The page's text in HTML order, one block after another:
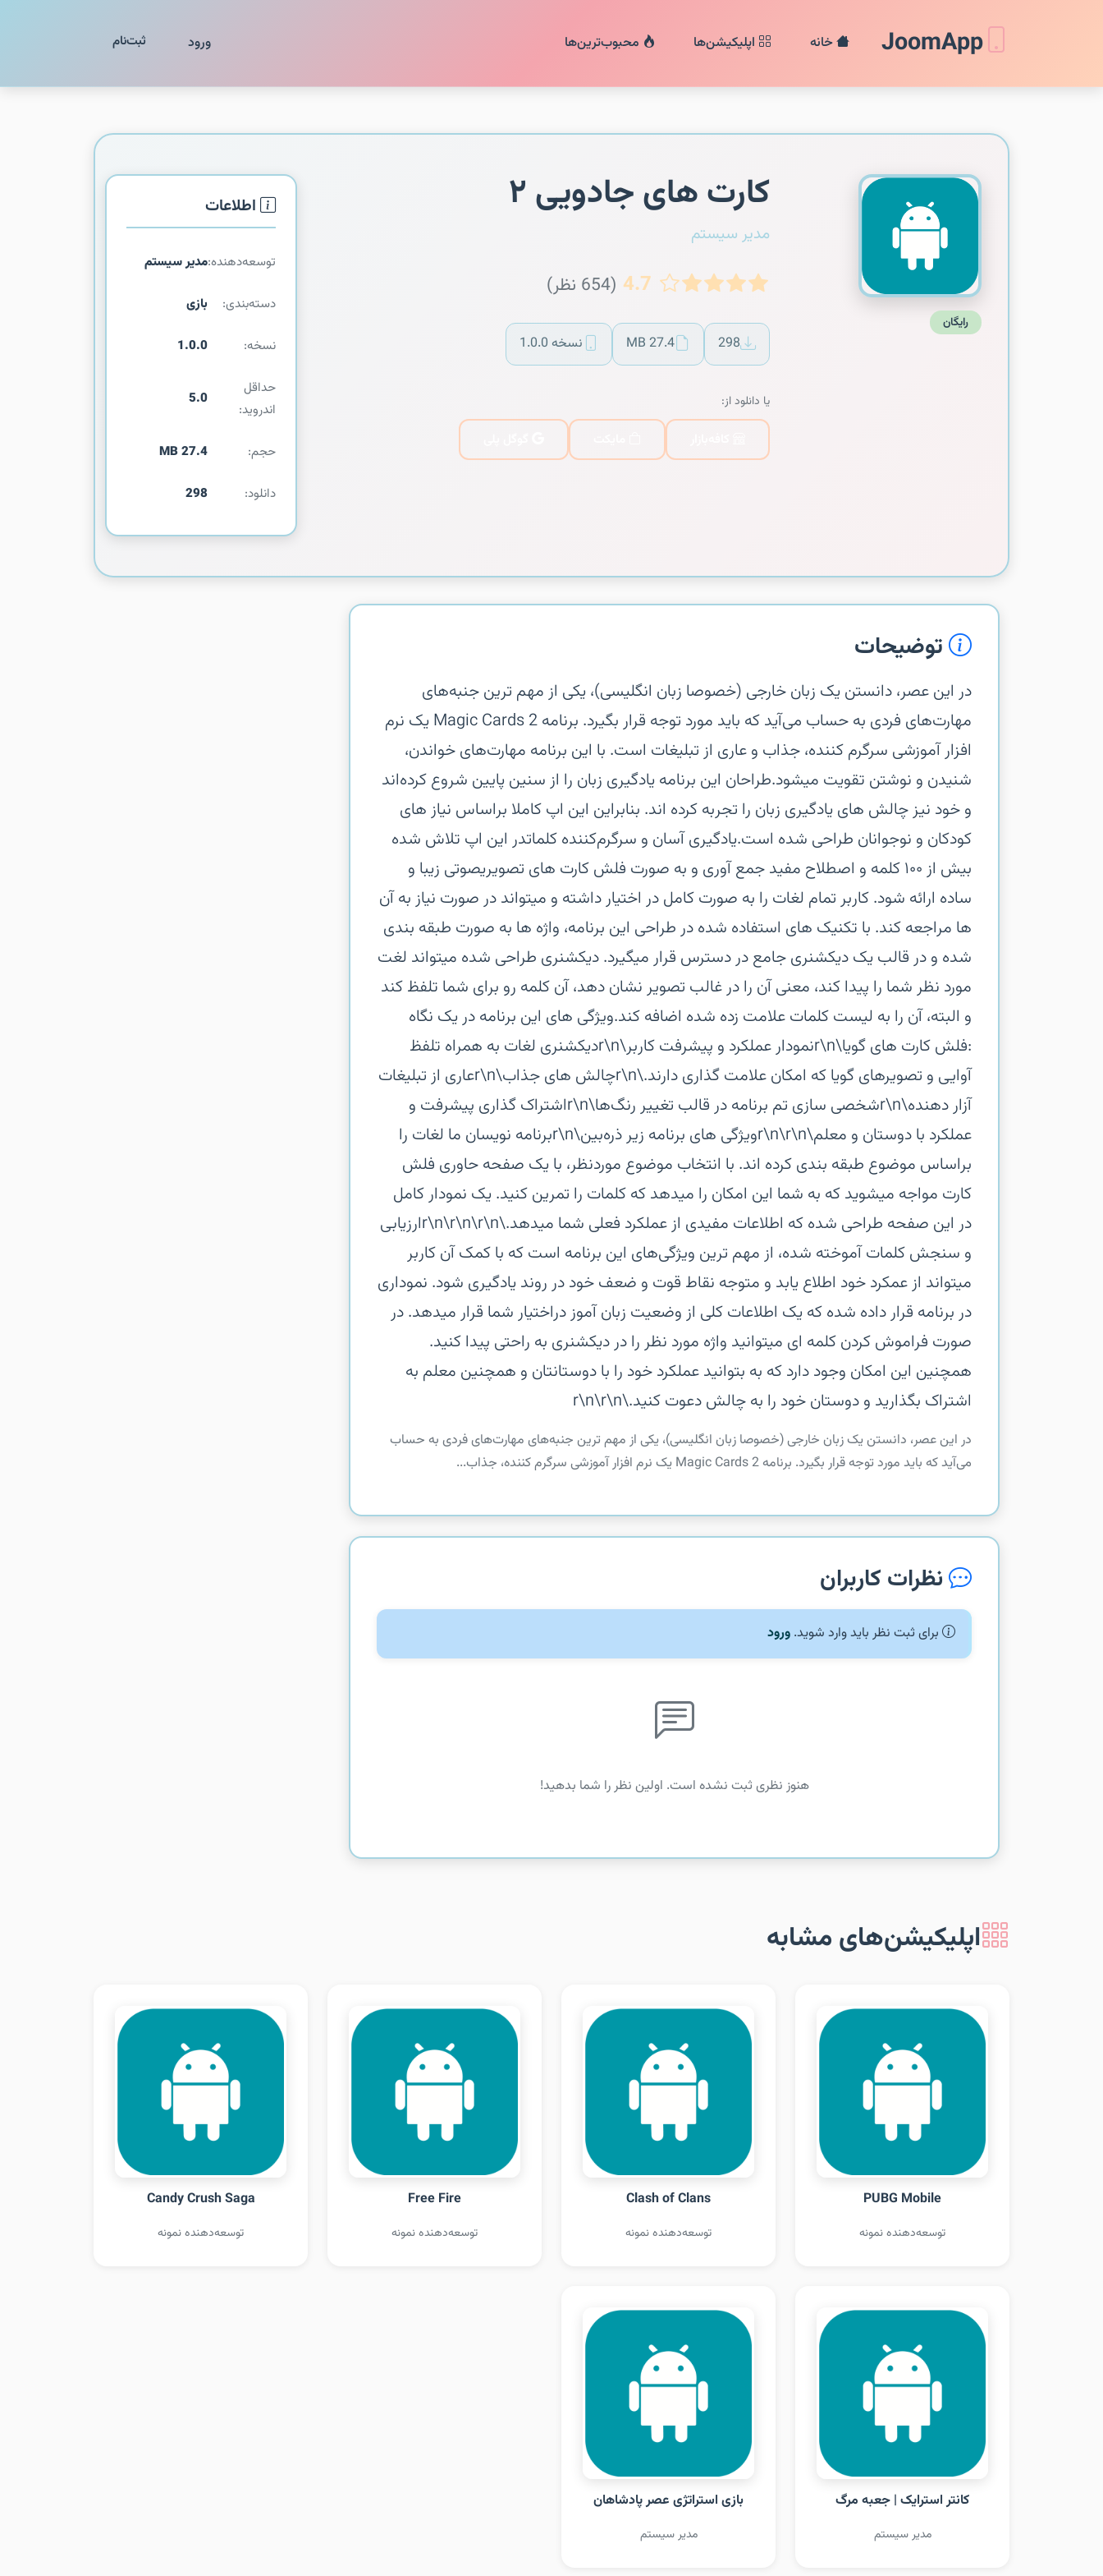
JoomApp خانه اپلیکیشن‌ها محبوب‌ترین‌ها ورود ثبت‌نام
رایگان
کارت های جادویی ۲
مدیر سیستم
4.7 (654 نظر)
298
27.4 MB نسخه 1.0.0
یا دانلود از:
اطلاعات
توسعه‌دهنده:مدیر سیستم
دسته‌بندی: بازی
نسخه: 1.0.0
حداقل
اندروید:
5.0
حجم: 27.4 MB
دانلود: 298
توضیحات
‏‏در این عصر، دانستن یک زبان خارجی (خصوصا زبان انگلیسی)، یکی از مهم ترین جنبه‌های
مهارت‌های فردی به حساب می‌آید که باید مورد توجه قرار بگیرد. برنامه Magic Cards 2 یک نرم
افزار آموزشی سرگرم کننده، جذاب و عاری از تبلیغات است. با این برنامه مهارت‌های خواندن،
شنیدن و نوشتن تقویت میشود.‏طراحان این برنامه یادگیری زبان را از سنین پایین شروع کرده‌اند
و خود نیز چالش های یادگیری زبان را تجربه کرده اند. بنابراین این اپ کاملا براساس نیاز های
کودکان و نوجوانان طراحی شده است.‏یادگیری آسان و سرگرم‌کننده کلمات‏در این اپ تلاش شده
بیش از ۱۰۰ کلمه و اصطلاح مفید جمع آوری و به صورت فلش کارت های تصویریصوتی زیبا و
ساده ارائه شود. کاربر تمام لغات را به صورت کامل در اختیار داشته و میتواند در صورت نیاز به آن
ها مراجعه کند. با تکنیک های استفاده شده در طراحی این برنامه، واژه ها به صورت طبقه بندی
شده و در قالب یک دیکشنری جامع در دسترس قرار میگیرد. دیکشنری طراحی شده میتواند لغت
مورد نظر شما را پیدا کند، معنی آن را در غالب تصویر نشان دهد، آن کلمه رو برای شما تلفظ کند
و البته، آن را به لیست کلمات علامت زده شده اضافه کند.‏ویژگی های این برنامه در یک نگاه
:فلش کارت های گویا\r\nنمودار عملکرد و پیشرفت کاربر\r\nدیکشنری لغات به همراه تلفظ
آوایی و تصویرهای گویا که امکان علامت گذاری دارند.\r\nچالش های جذاب\r\nعاری از تبلیغات
آزار دهنده\r\nشخصی سازی تم برنامه در قالب تغییر رنگ‌ها\r\nاشتراک گذاری پیشرفت و
عملکرد با دوستان و معلم\r\n\r\nویژگی های برنامه زیر ذره‌بین\r\nبرنامه نویسان ما لغات را
براساس موضوع طبقه بندی کرده اند. با انتخاب موضوع موردنظر، با یک صفحه حاوری فلش
کارت مواجه میشوید که به شما این امکان را میدهد که کلمات را تمرین کنید. یک نمودار کامل
در این صفحه طراحی شده که اطلاعات مفیدی از عملکرد فعلی شما میدهد.\r\n\r\n\r\nارزیابی
و سنجش کلمات آموخته شده، از مهم ترین ویژگی‌های این برنامه است که با کمک آن کاربر
میتواند از عمکرد خود اطلاع یابد و متوجه نقاط قوت و ضعف خود در روند یادگیری شود. نموداری
در برنامه قرار داده شده که یک اطلاعات کلی از وضعیت زبان آموز دراختیار شما قرار میدهد. در
صورت فراموش کردن کلمه ای میتوانید واژه مورد نظر را در دیکشنری به راحتی پیدا کنید.
همچنین این امکان وجود دارد که به بتوانید عملکرد خود را با دوستانتان و همچنین معلم به
اشتراک بگذارید و دوستان خود را به چالش دعوت کنید.\r\n\r\n
‏‏در این عصر، دانستن یک زبان خارجی (خصوصا زبان انگلیسی)، یکی از مهم ترین جنبه‌های مهارت‌های فردی به حساب
می‌آید که باید مورد توجه قرار بگیرد. برنامه Magic Cards 2 یک نرم افزار آموزشی سرگرم کننده، جذاب...
نظرات کاربران
برای ثبت نظر باید وارد شوید. ورود
هنوز نظری ثبت نشده است. اولین نظر را شما بدهید!
اپلیکیشن‌های مشابه
PUBG Mobile
توسعه‌دهنده نمونه
Clash of Clans
توسعه‌دهنده نمونه
Free Fire
توسعه‌دهنده نمونه
Candy Crush Saga
توسعه‌دهنده نمونه
کانتر استرایک | جعبه مرگ
مدیر سیستم
بازی استراتژی عصر پادشاهان
مدیر سیستم